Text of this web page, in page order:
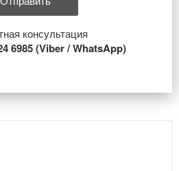
консультация
6985 (Viber / WhatsApp)